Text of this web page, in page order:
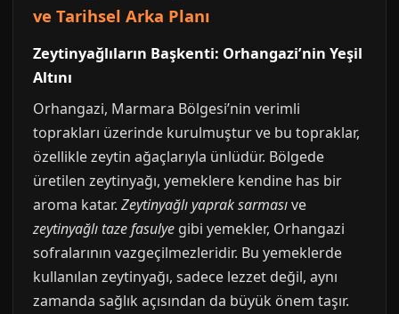
ve Tarihsel Arka Planı
Zeytinyağlıların Başkenti: Orhangazi’nin Yeşil
Altını
Orhangazi, Marmara Bölgesi’nin verimli
toprakları üzerinde kurulmuştur ve bu topraklar,
özellikle zeytin ağaçlarıyla ünlüdür. Bölgede
üretilen zeytinyağı, yemeklere kendine has bir
aroma katar. Zeytinyağlı yaprak sarmasıve
zeytinyağlı taze fasulye gibi yemekler, Orhangazi
sofralarının vazgeçilmezleridir. Bu yemeklerde
kullanılan zeytinyağı, sadece lezzet değil, aynı
zamanda sağlık açısından da büyük önem taşır.